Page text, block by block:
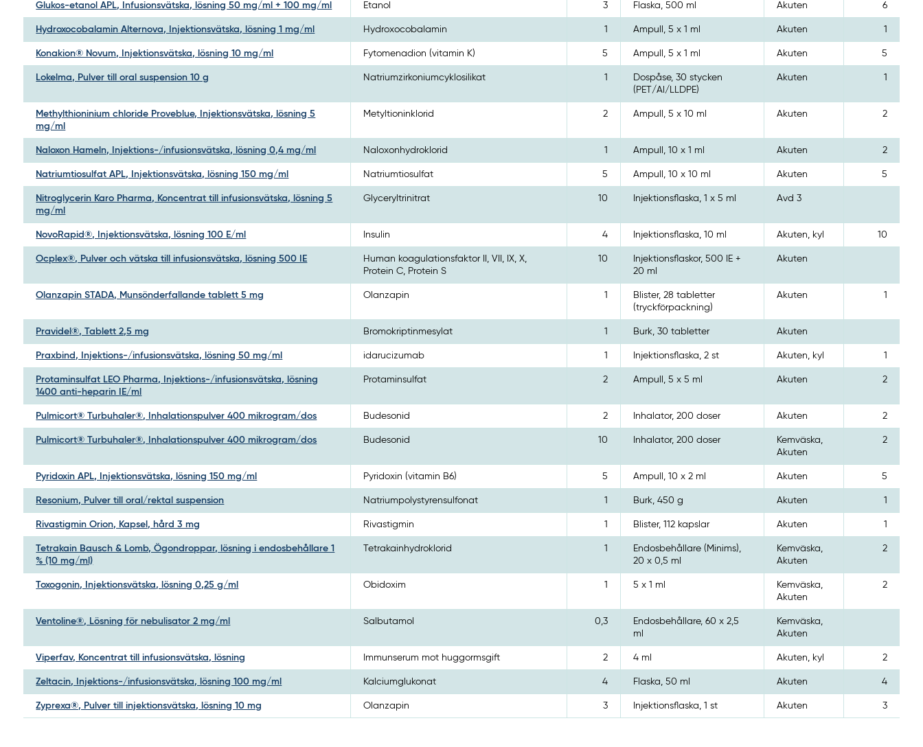
Glukos-etanol APL, Infusionsvätska, lösning 50 mg/ml + 100 mg/ml Etanol 3 Flaska, 500 ml Akuten 6
Hydroxocobalamin Alternova, Injektionsvätska, lösning 1 mg/ml Hydroxocobalamin 1 Ampull, 5 x 1 ml Akuten 1
Konakion® Novum, Injektionsvätska, lösning 10 mg/ml Fytomenadion (vitamin K) 5 Ampull, 5 x 1 ml Akuten 5
Lokelma, Pulver till oral suspension 10 g Natriumzirkoniumcyklosilikat 1
Dospåse, 30 stycken
(PET/Al/LLDPE)
Akuten 1
Methylthioninium chloride Proveblue, Injektionsvätska, lösning 5
mg/ml
Metyltioninklorid 2 Ampull, 5 x 10 ml Akuten 2
Naloxon Hameln, Injektions-/infusionsvätska, lösning 0,4 mg/ml Naloxonhydroklorid 1 Ampull, 10 x 1 ml Akuten 2
Natriumtiosulfat APL, Injektionsvätska, lösning 150 mg/ml Natriumtiosulfat 5 Ampull, 10 x 10 ml Akuten 5
Nitroglycerin Karo Pharma, Koncentrat till infusionsvätska, lösning 5
mg/ml
Glyceryltrinitrat 10 Injektionsflaska, 1 x 5 ml Avd 3
NovoRapid®, Injektionsvätska, lösning 100 E/ml Insulin 4 Injektionsflaska, 10 ml Akuten, kyl 10
Ocplex®, Pulver och vätska till infusionsvätska, lösning 500 IE
Human koagulationsfaktor II, VII, IX, X,
Protein C, Protein S
10
Injektionsflaskor, 500 IE +
20 ml
Akuten
Olanzapin STADA, Munsönderfallande tablett 5 mg Olanzapin 1
Blister, 28 tabletter
(tryckförpackning)
Akuten 1
Pravidel®, Tablett 2,5 mg Bromokriptinmesylat 1 Burk, 30 tabletter Akuten
Praxbind, Injektions-/infusionsvätska, lösning 50 mg/ml idarucizumab 1 Injektionsflaska, 2 st Akuten, kyl 1
Protaminsulfat LEO Pharma, Injektions-/infusionsvätska, lösning
1400 anti-heparin IE/ml
Protaminsulfat 2 Ampull, 5 x 5 ml Akuten 2
Pulmicort® Turbuhaler®, Inhalationspulver 400 mikrogram/dos Budesonid 2 Inhalator, 200 doser Akuten 2
Pulmicort® Turbuhaler®, Inhalationspulver 400 mikrogram/dos Budesonid 10 Inhalator, 200 doser
Kemväska,
Akuten
2
Pyridoxin APL, Injektionsvätska, lösning 150 mg/ml Pyridoxin (vitamin B6) 5 Ampull, 10 x 2 ml Akuten 5
Resonium, Pulver till oral/rektal suspension Natriumpolystyrensulfonat 1 Burk, 450 g Akuten 1
Rivastigmin Orion, Kapsel, hård 3 mg Rivastigmin 1 Blister, 112 kapslar Akuten 1
Tetrakain Bausch & Lomb, Ögondroppar, lösning i endosbehållare 1
% (10 mg/ml)
Tetrakainhydroklorid 1
Endosbehållare (Minims),
20 x 0,5 ml
Kemväska,
Akuten
2
Toxogonin, Injektionsvätska, lösning 0,25 g/ml Obidoxim 1 5 x 1 ml
Kemväska,
Akuten
2
Ventoline®, Lösning för nebulisator 2 mg/ml Salbutamol 0,3
Endosbehållare, 60 x 2,5
ml
Kemväska,
Akuten
Viperfav, Koncentrat till infusionsvätska, lösning Immunserum mot huggormsgift 2 4 ml Akuten, kyl 2
Zeltacin, Injektions-/infusionsvätska, lösning 100 mg/ml Kalciumglukonat 4 Flaska, 50 ml Akuten 4
Zyprexa®, Pulver till injektionsvätska, lösning 10 mg Olanzapin 3 Injektionsflaska, 1 st Akuten 3